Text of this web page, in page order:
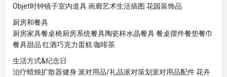
Objet时钟镜子室内道具 画廊艺术生活插图 花园装饰品
厨房和餐具
厨房家具餐桌椅厨房系统餐具陶瓷杯水晶餐具 餐桌摆件餐垫餐巾
餐具甜品·红酒巧克力蛋糕 咖啡茶
生活方式&纪念日
治疗蜡烛扩散器健身 派对用品/礼品派对策划派对用品配件 花卉